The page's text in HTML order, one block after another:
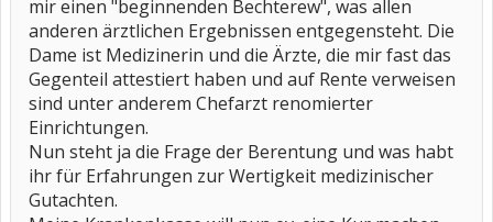
mir einen "beginnenden Bechterew", was allen
anderen ärztlichen Ergebnissen entgegensteht. Die
Dame ist Medizinerin und die Ärzte, die mir fast das
Gegenteil attestiert haben und auf Rente verweisen
sind unter anderem Chefarzt renomierter
Einrichtungen.
Nun steht ja die Frage der Berentung und was habt
ihr für Erfahrungen zur Wertigkeit medizinischer
Gutachten.